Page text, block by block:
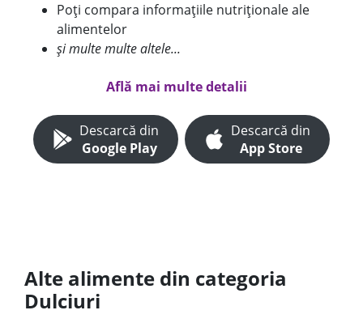
Poți compara informațiile nutriționale ale
alimentelor
și multe multe altele...
Află mai multe detalii
Descarcă din
Google Play
Descarcă din
App Store
Alte alimente din categoria
Dulciuri